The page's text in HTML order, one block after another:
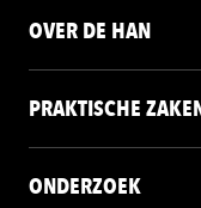
OVER DE HAN
PRAKTISCHE
ONDERZOEK